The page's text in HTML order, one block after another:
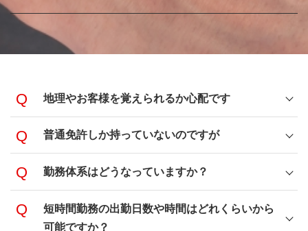
地理やお客様を覚えられるか心配です
普通免許しか持っていないのですが
勤務体系はどうなっていますか？
短時間勤務の出勤日数や時間はどれくらいから
可能ですか？